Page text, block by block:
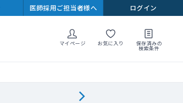
医師採用ご担当者様へ ログイン
マイページ お気に入り 保存済みの
検索条件